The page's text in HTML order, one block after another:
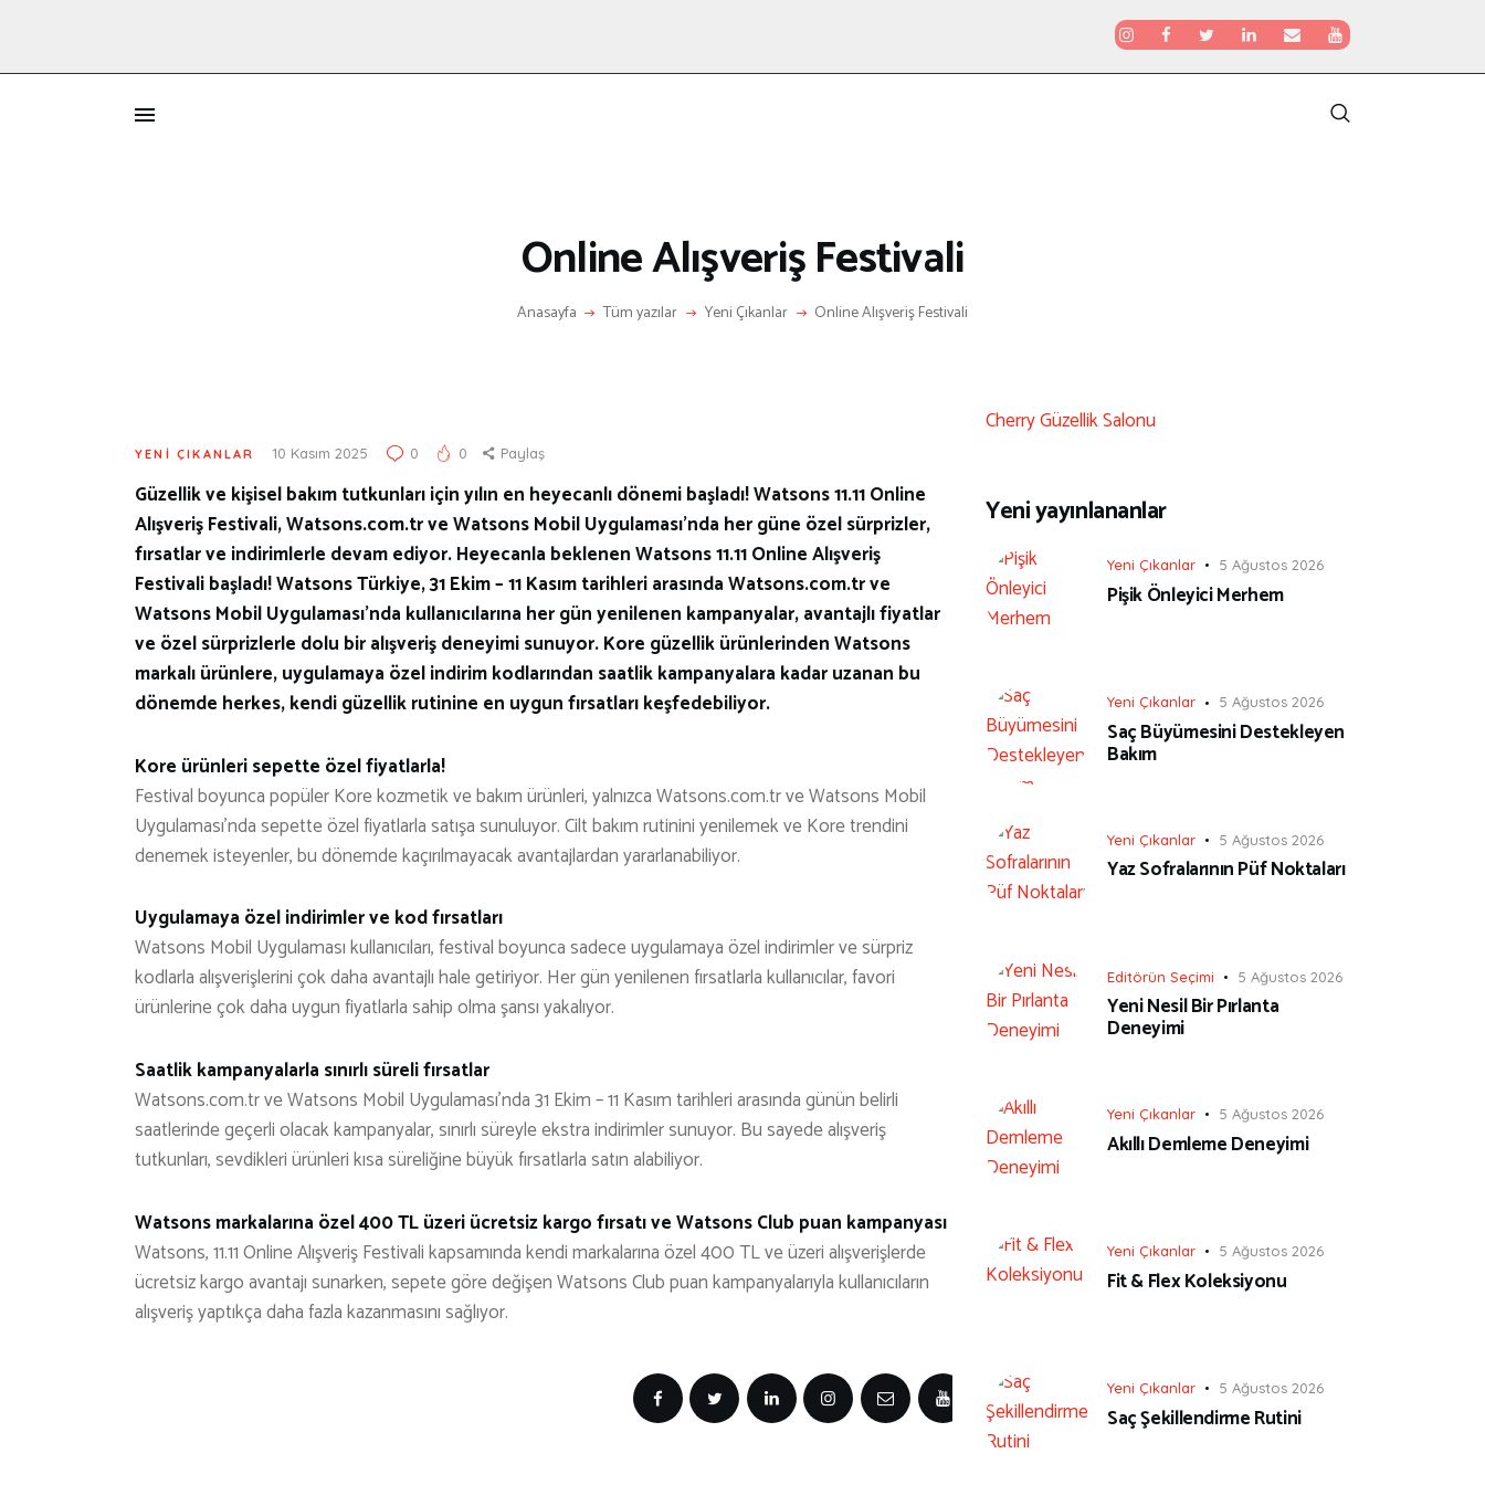
Online Alışveriş Festivali
Anasayfa Tüm yazılar Yeni Çıkanlar Online Alışveriş Festivali
RÖPORTAJ
İLETIŞIM
YENI ÇIKANLAR 10 Kasım 2025 0 0 Paylaş
Güzellik ve kişisel bakım tutkunları için yılın en heyecanlı dönemi başladı! Watsons 11.11 Online
Alışveriş Festivali, Watsons.com.tr ve Watsons Mobil Uygulaması’nda her güne özel sürprizler,
fırsatlar ve indirimlerle devam ediyor. Heyecanla beklenen Watsons 11.11 Online Alışveriş
Festivali başladı! Watsons Türkiye, 31 Ekim – 11 Kasım tarihleri arasında Watsons.com.tr ve
Watsons Mobil Uygulaması’nda kullanıcılarına her gün yenilenen kampanyalar, avantajlı fiyatlar
ve özel sürprizlerle dolu bir alışveriş deneyimi sunuyor. Kore güzellik ürünlerinden Watsons
markalı ürünlere, uygulamaya özel indirim kodlarından saatlik kampanyalara kadar uzanan bu
dönemde herkes, kendi güzellik rutinine en uygun fırsatları keşfedebiliyor.
Kore ürünleri sepette özel fiyatlarla!
Festival boyunca popüler Kore kozmetik ve bakım ürünleri, yalnızca Watsons.com.tr ve Watsons Mobil
Uygulaması’nda sepette özel fiyatlarla satışa sunuluyor. Cilt bakım rutinini yenilemek ve Kore trendini
denemek isteyenler, bu dönemde kaçırılmayacak avantajlardan yararlanabiliyor.
Uygulamaya özel indirimler ve kod fırsatları
Watsons Mobil Uygulaması kullanıcıları, festival boyunca sadece uygulamaya özel indirimler ve sürpriz
kodlarla alışverişlerini çok daha avantajlı hale getiriyor. Her gün yenilenen fırsatlarla kullanıcılar, favori
ürünlerine çok daha uygun fiyatlarla sahip olma şansı yakalıyor.
Saatlik kampanyalarla sınırlı süreli fırsatlar
Watsons.com.tr ve Watsons Mobil Uygulaması’nda 31 Ekim – 11 Kasım tarihleri arasında günün belirli
saatlerinde geçerli olacak kampanyalar, sınırlı süreyle ekstra indirimler sunuyor. Bu sayede alışveriş
tutkunları, sevdikleri ürünleri kısa süreliğine büyük fırsatlarla satın alabiliyor.
Watsons markalarına özel 400 TL üzeri ücretsiz kargo fırsatı ve Watsons Club puan kampanyası
Watsons, 11.11 Online Alışveriş Festivali kapsamında kendi markalarına özel 400 TL ve üzeri alışverişlerde
ücretsiz kargo avantajı sunarken, sepete göre değişen Watsons Club puan kampanyalarıyla kullanıcıların
alışveriş yaptıkça daha fazla kazanmasını sağlıyor.
Cherry Güzellik Salonu
Yeni yayınlananlar
Yeni Çıkanlar 5 Ağustos 2026
Pişik Önleyici Merhem
Yeni Çıkanlar 5 Ağustos 2026
Saç Büyümesini Destekleyen
Bakım
Yeni Çıkanlar 5 Ağustos 2026
Yaz Sofralarının Püf Noktaları
Editörün Seçimi 5 Ağustos 2026
Yeni Nesil Bir Pırlanta
Deneyimi
Yeni Çıkanlar 5 Ağustos 2026
Akıllı Demleme Deneyimi
Yeni Çıkanlar 5 Ağustos 2026
Fit & Flex Koleksiyonu
Yeni Çıkanlar 5 Ağustos 2026
Saç Şekillendirme Rutini